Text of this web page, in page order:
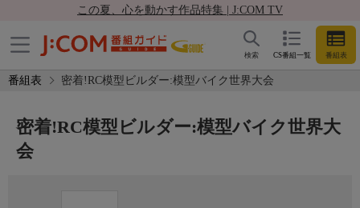
この夏、心を動かす作品特集 | J:COM TV
CS番組一覧 番組表
検索
番組表 密着!RC模型ビルダー:模型バイク世界大会
密着!RC模型ビルダー:模型バイク世界大
会